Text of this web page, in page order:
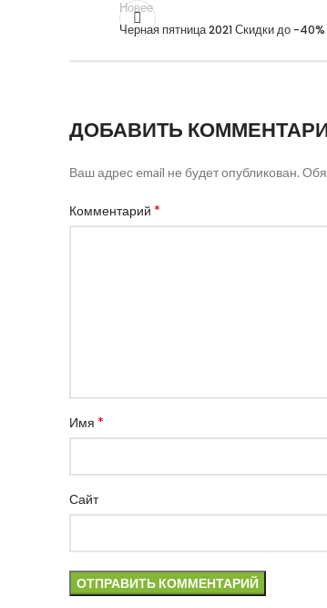
Новее
Черная пятница 2021 Скидки до -40%
ДОБАВИТЬ
Ваш адрес email не будет опубликован.
Комментарий *
Имя *
Сайт